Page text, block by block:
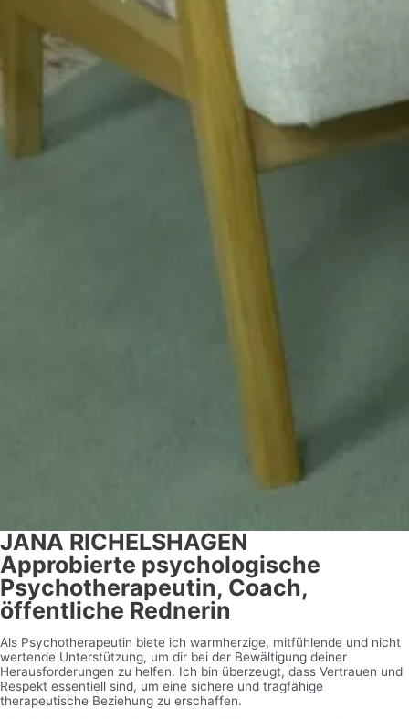
JANA RICHELSHAGEN
Approbierte psychologische
Psychotherapeutin, Coach,
öffentliche Rednerin
Als Psychotherapeutin biete ich warmherzige, mitfühlende und nicht
wertende Unterstützung, um dir bei der Bewältigung deiner
Herausforderungen zu helfen. Ich bin überzeugt, dass Vertrauen und
Respekt essentiell sind, um eine sichere und tragfähige
therapeutische Beziehung zu erschaffen.